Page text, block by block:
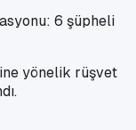
6 şüpheli
yönelik rüşvet